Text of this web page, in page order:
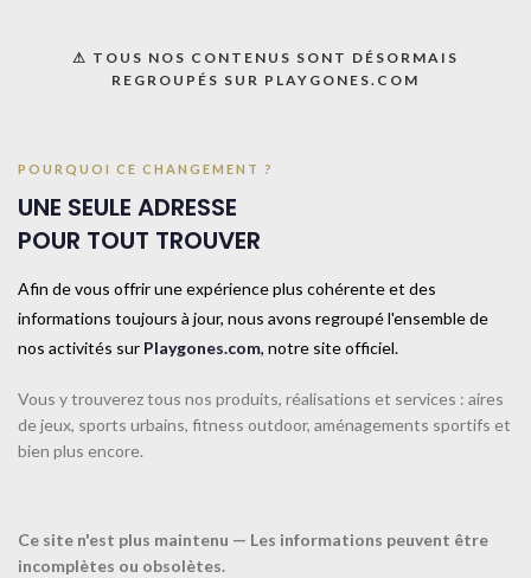
⚠ TOUS NOS CONTENUS SONT DÉSORMAIS
REGROUPÉS SUR PLAYGONES.COM
POURQUOI CE CHANGEMENT ?
UNE SEULE ADRESSE
POUR TOUT TROUVER
Afin de vous offrir une expérience plus cohérente et des
informations toujours à jour, nous avons regroupé l'ensemble de
nos activités sur Playgones.com, notre site officiel.
Vous y trouverez tous nos produits, réalisations et services : aires
de jeux, sports urbains, fitness outdoor, aménagements sportifs et
bien plus encore.
Ce site n'est plus maintenu — Les informations peuvent être
incomplètes ou obsolètes.
099333
Initiation lancer
TAILLE
Produits similaires